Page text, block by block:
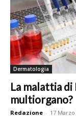
Dermatologia
La malattia
multiorgano?
Redazione - 17 Marzo